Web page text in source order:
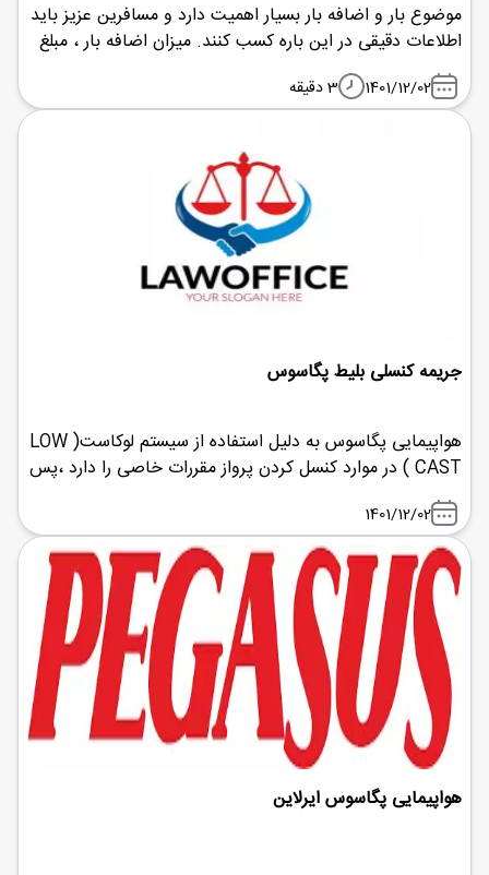
موضوع بار و اضافه بار بسیار اهمیت دارد و مسافرین عزیز باید
اطلاعات دقیقی در این باره کسب کنند. میزان اضافه بار ، مبلغ
است که مسافرین با آن ها درگیر هستند.
1401/12/02 3 دقیقه
جریمه کنسلی بلیط پگاسوس
هواپیمایی پگاسوس به دلیل استفاده از سیستم لوکاست( LOW
CAST ) در موارد کنسل کردن پرواز مقررات خاصی را دارد ،پس
با شباویز پرواز همراه باشید تا با قوانین آشنا شوید.
1401/12/02
هواپیمایی پگاسوس ایرلاین